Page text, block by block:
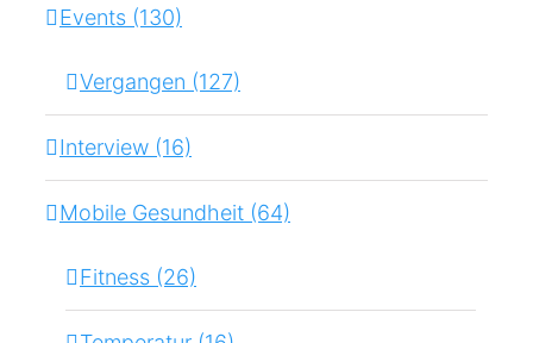
Events (130)
Vergangen (127)
Interview (16)
Mobile Gesundheit (64)
Fitness (26)